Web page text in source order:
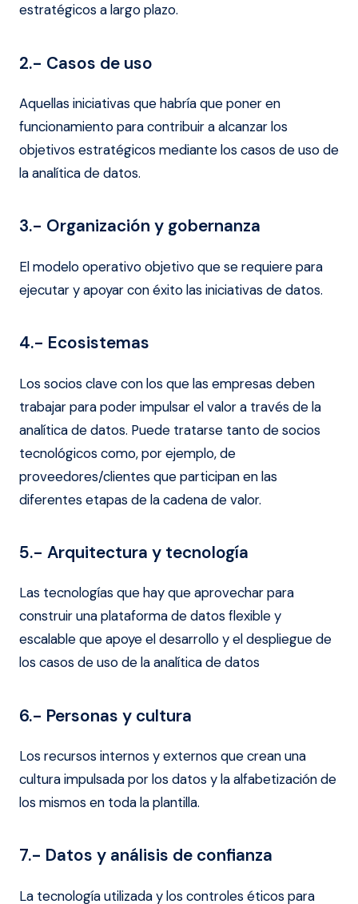
estratégicos a largo plazo.
2.- Casos de uso
Aquellas iniciativas que habría que poner en
funcionamiento para contribuir a alcanzar los
objetivos estratégicos mediante los casos de uso de
la analítica de datos.
3.- Organización y gobernanza
El modelo operativo objetivo que se requiere para
ejecutar y apoyar con éxito las iniciativas de datos.
4.- Ecosistemas
Los socios clave con los que las empresas deben
trabajar para poder impulsar el valor a través de la
analítica de datos. Puede tratarse tanto de socios
tecnológicos como, por ejemplo, de
proveedores/clientes que participan en las
diferentes etapas de la cadena de valor.
5.- Arquitectura y tecnología
Las tecnologías que hay que aprovechar para
construir una plataforma de datos flexible y
escalable que apoye el desarrollo y el despliegue de
los casos de uso dela analítica de datos
6.- Personas y cultura
Los recursos internos yexternos quecreanuna
cultura impulsada por los datos y la alfabetización de
los mismos en toda la plantilla.
7.- Datos y análisis de confianza
La tecnología utilizaday los controles éticos para